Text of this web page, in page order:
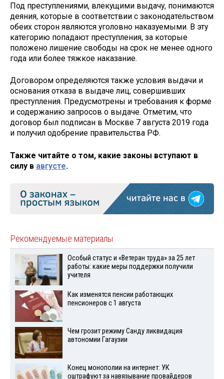
Под преступлениями, влекущими выдачу, понимаются
деяния, которые в соответствии с законодательством
обеих сторон являются уголовно наказуемыми. В эту
категорию попадают преступления, за которые
положено лишение свободы на срок не менее одного
года или более тяжкое наказание.
​Договором определяются также условия выдачи и
основания отказа в выдаче лиц, совершивших
преступления. Предусмотрены и требования к форме
и содержанию запросов о выдаче. Отметим, что
договор был подписан в Москве 7 августа 2019 года
и получил одобрение правительства РФ.
Также читайте о том, какие законы вступают в
силу в августе.
Рекомендуемые материалы
Особый статус и «Ветеран труда» за 25 лет
работы: какие меры поддержки получили
учителя
Как изменятся пенсии работающих
пенсионеров с 1 августа
Чем грозит режиму Санду ликвидация
автономии Гагаузии
Конец монополии на интернет: УК
оштрафуют за навязывание провайдеров